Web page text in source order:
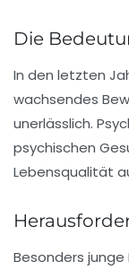
Die
In den letzten
wachsendes
unerlässlich.
psychischen
Lebensqualität
Besonders junge